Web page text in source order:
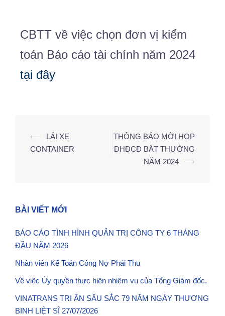
CBTT về việc chọn đơn vị kiểm
toán Báo cáo tài chính năm 2024
tại đây
⟵
LÁI XE
CONTAINER
THÔNG BÁO MỜI HỌP
ĐHĐCĐ BẤT THƯỜNG
NĂM 2024
⟶
BÀI VIẾT MỚI
BÁO CÁO TÌNH HÌNH QUẢN TRỊ CÔNG TY 6 THÁNG
ĐẦU NĂM 2026
Nhân viên Kế Toán Công Nợ Phải Thu
Về việc Ủy quyền thực hiện nhiệm vụ của Tổng Giám đốc.
VINATRANS TRI ÂN SÂU SẮC 79 NĂM NGÀY THƯƠNG
BINH LIỆT SĨ 27/07/2026